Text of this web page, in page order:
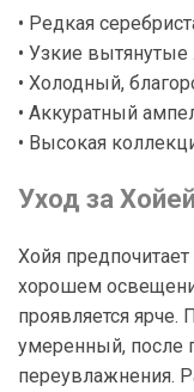
• Редкая
• Узкие вытянутые
• Холодный,
• Аккуратный
• Высокая
Уход за
Хойя
хорошем
проявляется
умеренный, после
переувлажнения.